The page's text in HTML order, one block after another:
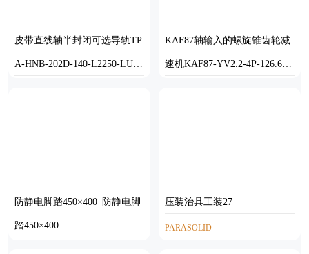
皮带直线轴半封闭可选导轨TP
A-HNB-202D-140-L2250-LU-C
KAF87轴输入的螺旋锥齿轮减
速机KAF87-YV2.2-4P-126.68-
防静电脚踏450×400_防静电脚
踏450×400
压装治具工装27
PARASOLID